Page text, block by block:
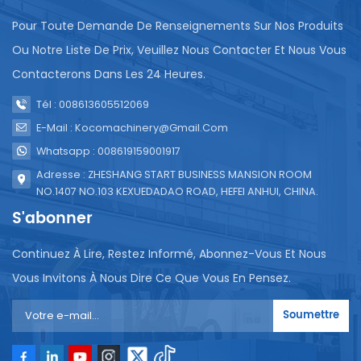
Pour Toute Demande De Renseignements Sur Nos Produits
Ou Notre Liste De Prix, Veuillez Nous Contacter Et Nous Vous
Contacterons Dans Les 24 Heures.
Tél : 008613605512069
E-Mail : Kocomachinery@gmail.com
Whatsapp : 008619159001917
Adresse : ZHESHANG START BUSINESS MANSION ROOM
NO.1407 NO.103 KEXUEDADAO ROAD, HEFEI ANHUI, CHINA.
S'abonner
Continuez À Lire, Restez Informé, Abonnez-Vous Et Nous
Vous Invitons À Nous Dire Ce Que Vous En Pensez.
Soumettre